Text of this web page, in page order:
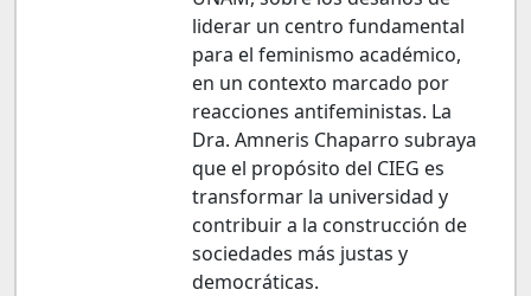
liderar un centro fundamental
para el feminismo académico,
en un contexto marcado por
reacciones antifeministas. La
Dra. Amneris Chaparro subraya
que el propósito del CIEG es
transformar la universidad y
contribuir a la construcción de
sociedades más justas y
democráticas.